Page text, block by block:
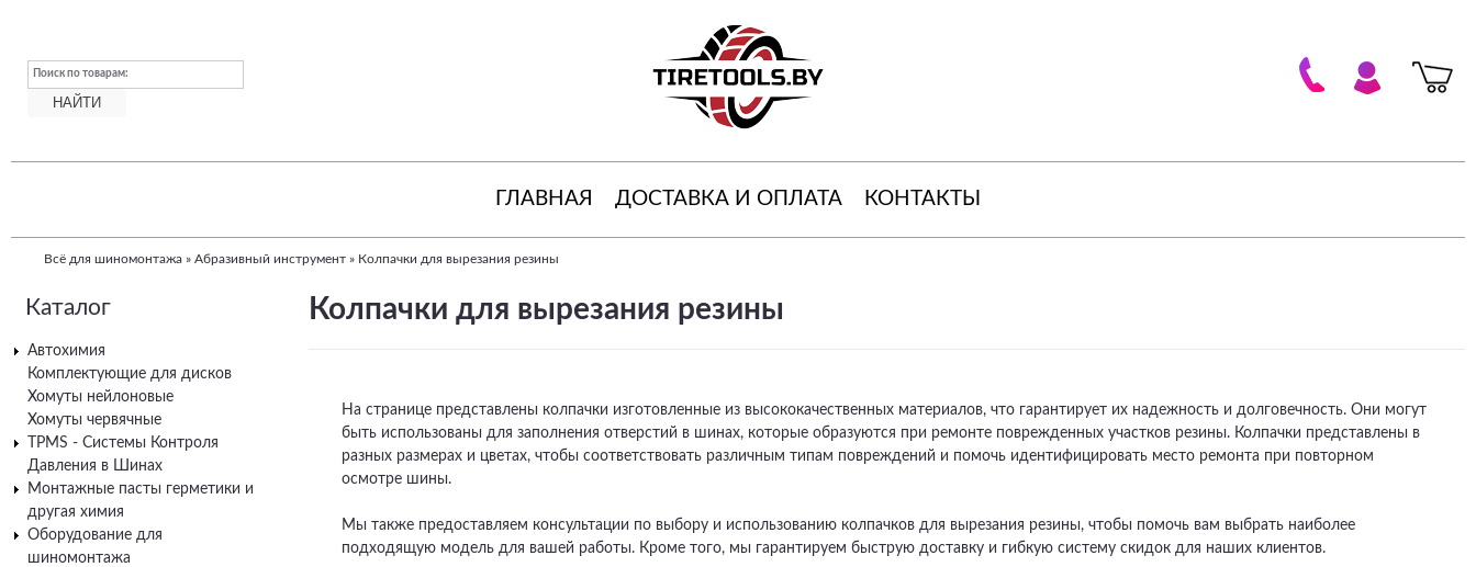
Поиск по товарам:
ГЛАВНАЯ ДОСТАВКА И ОПЛАТА КОНТАКТЫ
здесь
Всё для шиномонтажа » Абразивный инструмент » Колпачки для вырезания резины
Колпачки для вырезания резины
На странице представлены колпачки изготовленные из высококачественных материалов, что гарантирует их надежность и долговечность. Они могут
быть использованы для заполнения отверстий в шинах, которые образуются при ремонте поврежденных участков резины. Колпачки представлены в
разных размерах и цветах, чтобы соответствовать различным типам повреждений и помочь идентифицировать место ремонта при повторном
осмотре шины.
Мы также предоставляем консультации по выбору и использованию колпачков для вырезания резины, чтобы помочь вам выбрать наиболее
подходящую модель для вашей работы. Кроме того, мы гарантируем быструю доставку и гибкую систему скидок для наших клиентов.
Каталог
Автохимия
Комплектующие для дисков
Хомуты нейлоновые
Хомуты червячные
TPMS - Системы Контроля
Давления в Шинах
Монтажные пасты герметики и
другая химия
Оборудование для
шиномонтажа